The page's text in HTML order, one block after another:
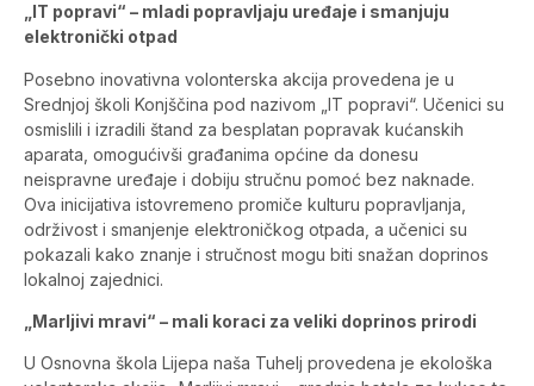
„IT popravi“ – mladi popravljaju uređaje i smanjuju
elektronički otpad
Posebno inovativna volonterska akcija provedena je u
Srednjoj školi Konjščina pod nazivom „IT popravi“. Učenici su
osmislili i izradili štand za besplatan popravak kućanskih
aparata, omogućivši građanima općine da donesu
neispravne uređaje i dobiju stručnu pomoć bez naknade.
Ova inicijativa istovremeno promiče kulturu popravljanja,
održivost i smanjenje elektroničkog otpada, a učenici su
pokazali kako znanje i stručnost mogu biti snažan doprinos
lokalnoj zajednici.
„Marljivi mravi“ – mali koraci za veliki doprinos prirodi
U Osnovna škola Lijepa naša Tuhelj provedena je ekološka